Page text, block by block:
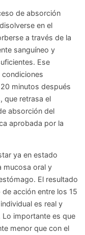
de absorción
en el
a través de la
sanguíneo y
Ese
minutos después
que retrasa el
absorción del
aprobada por la
ya en estado
mucosa oral y
El resultado
acción entre los 15
es real y
importante es que
menor que con el